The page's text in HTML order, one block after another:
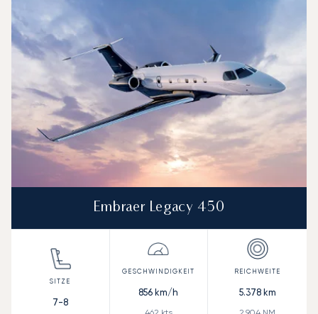
Embraer Legacy 450
7-8
856 km/h 5.378km